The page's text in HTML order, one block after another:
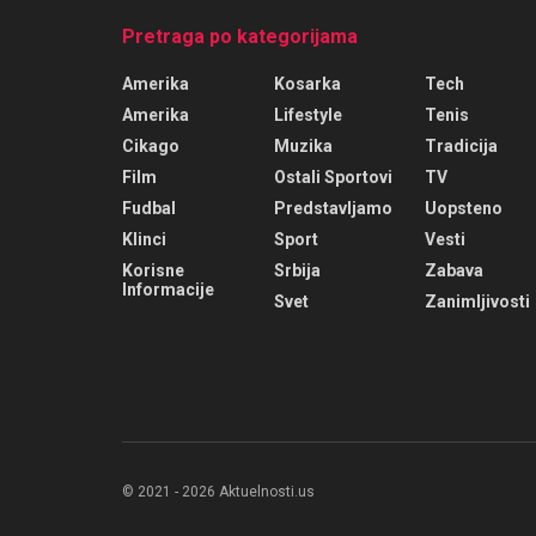
Pretraga po kategorijama
Amerika
Amerika
Cikago
Film
Fudbal
Klinci
Korisne
Informacije
Kosarka
Lifestyle
Muzika
Ostali Sportovi
Predstavljamo
Sport
Srbija
Svet
Tech
Tenis
Tradicija
TV
Uopsteno
Vesti
Zabava
Zanimljivosti
© 2021 - 2026 Aktuelnosti.us